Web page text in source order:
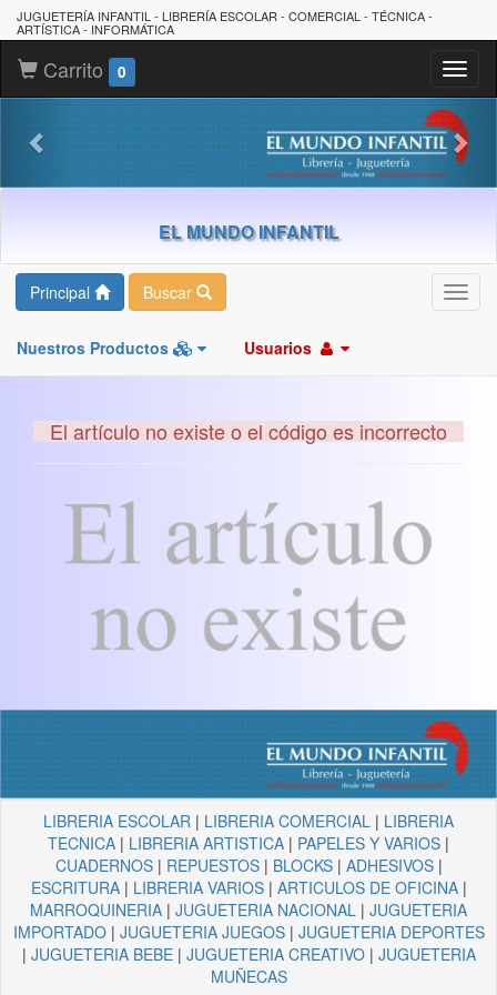
JUGUETERÍA INFANTIL - LIBRERÍA ESCOLAR - COMERCIAL - TÉCNICA -
ARTÍSTICA - INFORMÁTICA
Carrito 0
EL MUNDO INFANTIL
Principal Buscar
Nuestros Productos Usuarios
El artículo no existe o el código es incorrecto
LIBRERIA ESCOLAR | LIBRERIA COMERCIAL | LIBRERIA
TECNICA | LIBRERIA ARTISTICA | PAPELES Y VARIOS |
CUADERNOS| REPUESTOS| BLOCKS| ADHESIVOS|
ESCRITURA| LIBRERIA VARIOS| ARTICULOS DE OFICINA|
MARROQUINERIA | JUGUETERIA NACIONAL | JUGUETERIA
IMPORTADO| JUGUETERIA JUEGOS| JUGUETERIA DEPORTES
| JUGUETERIA BEBE| JUGUETERIA CREATIVO| JUGUETERIA
MUÑECAS